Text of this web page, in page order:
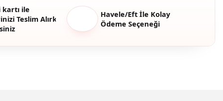
ile
Teslim Alırken
Havele/Eft İle Kolay
Ödeme Seçeneği